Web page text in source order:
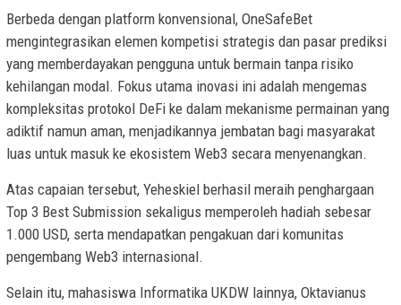
Berbeda dengan platform konvensional, OneSafeBet
mengintegrasikan elemen kompetisi strategis dan pasar prediksi
yang memberdayakan pengguna untuk bermain tanpa risiko
kehilangan modal. Fokus utama inovasi ini adalah mengemas
kompleksitas protokol DeFi ke dalam mekanisme permainan yang
adiktif namun aman, menjadikannya jembatan bagi masyarakat
luas untuk masuk ke ekosistem Web3 secara menyenangkan.
Atas capaian tersebut, Yeheskiel berhasil meraih penghargaan
Top 3 Best Submission sekaligus memperoleh hadiah sebesar
1.000 USD, serta mendapatkan pengakuan dari komunitas
pengembang Web3 internasional.
Selain itu, mahasiswa Informatika UKDW lainnya, Oktavianus